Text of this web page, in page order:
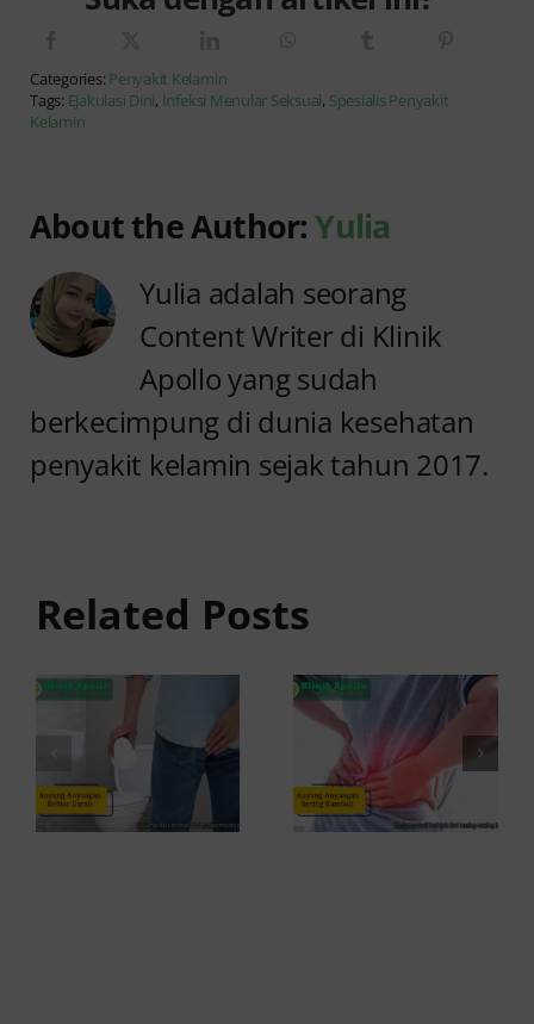
Categories: Penyakit Kelamin
Tags: Ejakulasi Dini, Infeksi Menular Seksual, Spesialis Penyakit
Kelamin
About the Author:Yulia
Yulia adalah seorang
Content Writer di Klinik
Apollo yang sudah
berkecimpung di dunia kesehatan
penyakit kelamin sejak tahun 2017.
Related Posts
Anyang
Darah:
Penyebab
dan Kapan
ke Dokter
Kambuh
dan Cara
Atasinya